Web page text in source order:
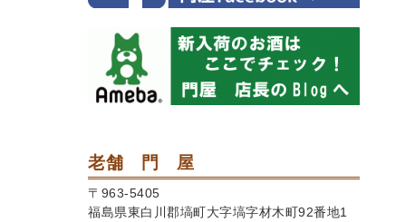
老舗 門 屋
〒963-5405
福島県東白川郡塙町大字塙字材木町92番地1